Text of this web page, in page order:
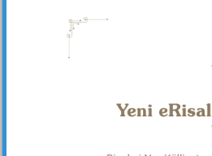
Dipnot-1